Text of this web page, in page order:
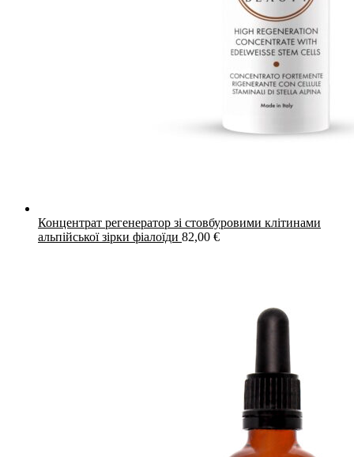
Концентрат регенератор зі стовбуровими клітинами
альпійської зірки фіалоїди 82,00 €